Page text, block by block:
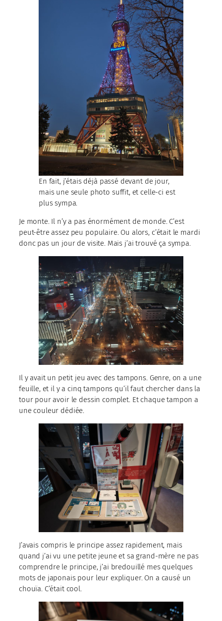
En fait, j’étais déjà passé devant de jour,
mais une seule photo suffit, et celle-ci est
plus sympa.
Je monte. Il n’y a pas énormément de monde. C’est
peut-être assez peu populaire. Ou alors, c’était le mardi
donc pas un jour de visite. Mais j’ai trouvé ça sympa.
Il y avait un petit jeu avec des tampons. Genre, on a une
feuille, et il y a cinq tampons qu’il faut chercher dans la
tour pour avoir le dessin complet. Et chaque tampon a
une couleur dédiée.
J’avais compris le principe assez rapidement, mais
quand j’ai vu une petite jeune et sa grand-mère ne pas
comprendre le principe, j’ai bredouillé mes quelques
mots de japonais pour leur expliquer. On a causé un
chouïa. C’était cool.